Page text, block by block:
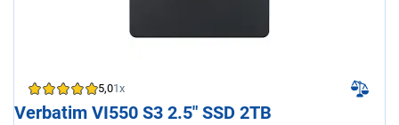
5,01x
Verbatim VI550 S3 2.5" SSD 2TB